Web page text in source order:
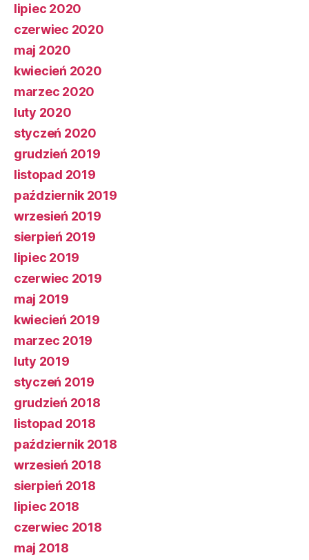
lipiec 2020
czerwiec 2020
maj 2020
kwiecień 2020
marzec 2020
luty 2020
styczeń 2020
grudzień 2019
listopad 2019
październik 2019
wrzesień 2019
sierpień 2019
lipiec 2019
czerwiec 2019
maj 2019
kwiecień 2019
marzec 2019
luty 2019
styczeń 2019
grudzień 2018
listopad 2018
październik 2018
wrzesień 2018
sierpień 2018
lipiec 2018
czerwiec 2018
maj 2018